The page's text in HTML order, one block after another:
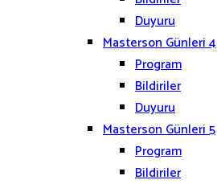
Duyuru
Masterson Günleri 4
Program
Bildiriler
Duyuru
Masterson Günleri 5
Program
Bildiriler